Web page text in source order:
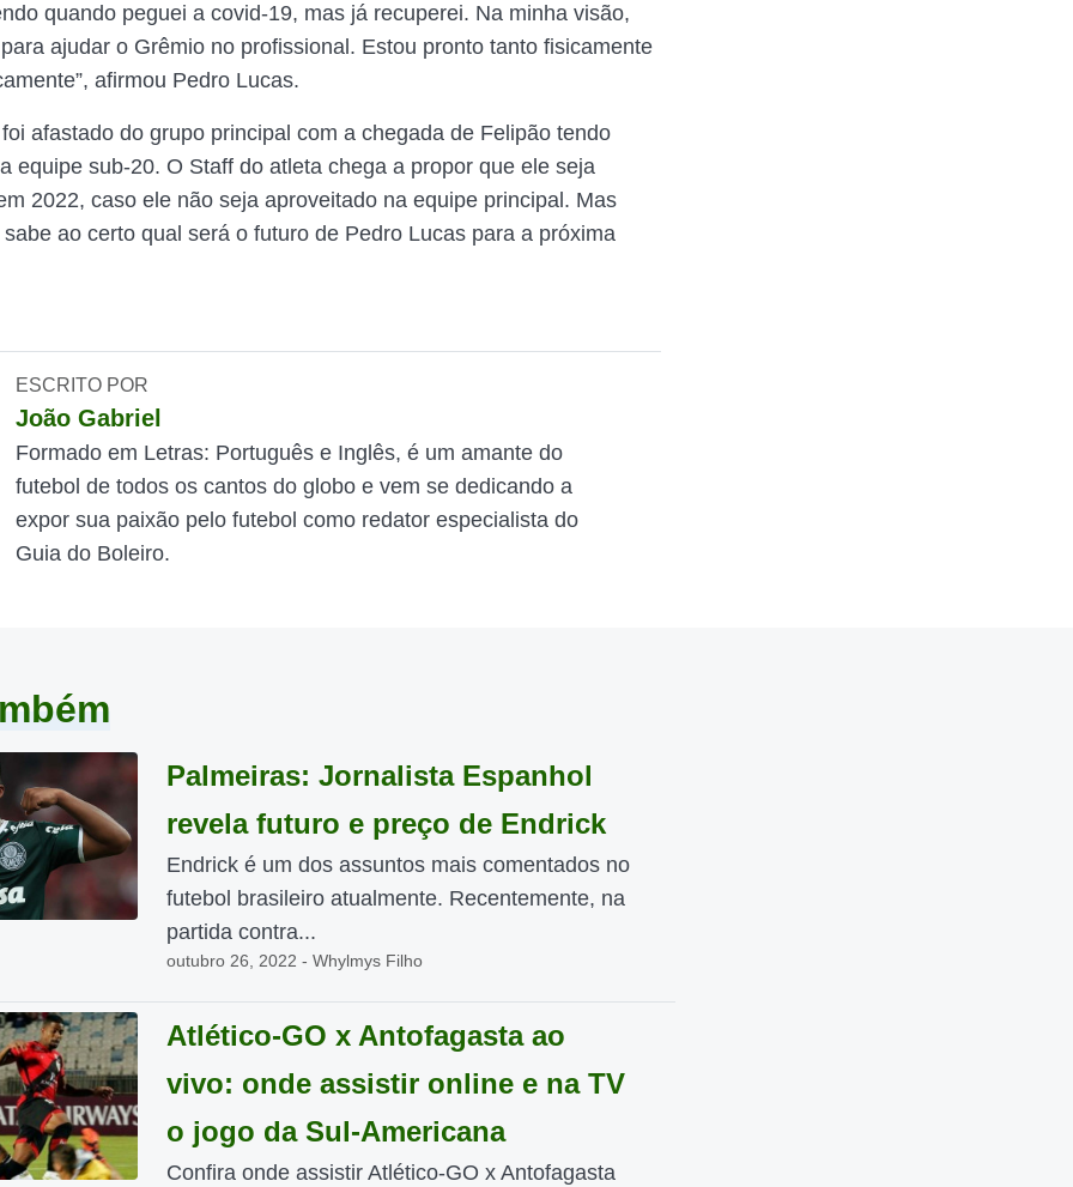
quando peguei a covid-19, mas já recuperei. Na minha visão,
ajudar o Grêmio no profissional. Estou pronto tanto fisicamente
afirmou Pedro Lucas.
afastado do grupo principal com a chegada de Felipão tendo
equipe sub-20. O Staff do atleta chega a propor que ele seja
2022, caso ele não seja aproveitado na equipe principal. Mas
ao certo qual será o futuro de Pedro Lucas para a próxima
ESCRITO POR
João Gabriel
Formado em Letras: Português e Inglês, é um amante do
futebol de todos os cantos do globo e vem se dedicando a
expor sua paixão pelo futebol como redator especialista do
Guia do Boleiro.
Palmeiras: Jornalista Espanhol
revela futuro e preço de Endrick
Endrick é um dos assuntos mais comentados no
futebol brasileiro atualmente. Recentemente, na
partida contra...
outubro 26, 2022 - Whylmys Filho
Atlético-GO x Antofagasta ao
vivo: onde assistir online e na TV
o jogo da Sul-Americana
Confira onde assistir Atlético-GO x Antofagasta